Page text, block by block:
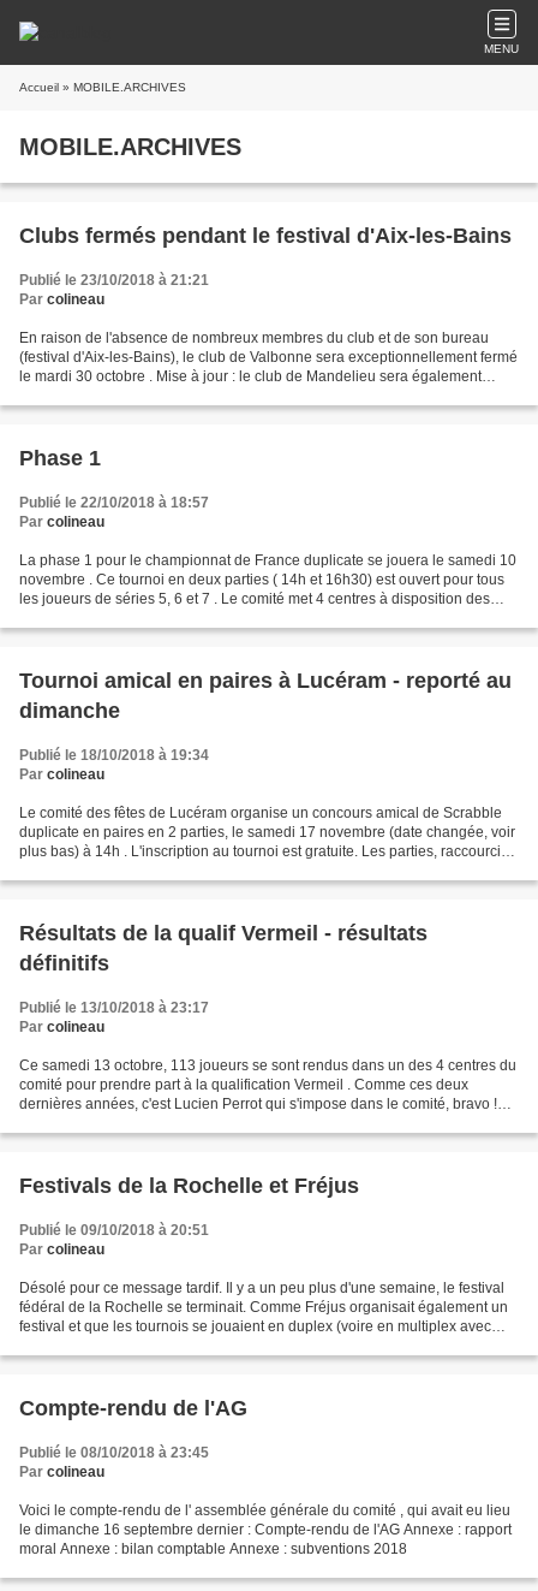
MENU
Accueil » MOBILE.ARCHIVES
MOBILE.ARCHIVES
Clubs fermés pendant le festival d'Aix-les-Bains
Publié le 23/10/2018 à 21:21
Par colineau
En raison de l'absence de nombreux membres du club et de son bureau
(festival d'Aix-les-Bains), le club de Valbonne sera exceptionnellement fermé
le mardi 30 octobre . Mise à jour : le club de Mandelieu sera également
Phase 1
Publié le 22/10/2018 à 18:57
Par colineau
La phase 1 pour le championnat de France duplicate se jouera le samedi 10
novembre . Ce tournoi en deux parties ( 14h et 16h30) est ouvert pour tous
les joueurs de séries 5, 6 et 7 . Le comité met 4 centres à disposition des
Tournoi amical en paires à Lucéram - reporté au
dimanche
Publié le 18/10/2018 à 19:34
Par colineau
Le comité des fêtes de Lucéram organise un concours amical de Scrabble
duplicate en paires en 2 parties, le samedi 17 novembre (date changée, voir
plus bas) à 14h . L'inscription au tournoi est gratuite. Les parties, raccourcies
Résultats de la qualif Vermeil - résultats
définitifs
Publié le 13/10/2018 à 23:17
Par colineau
Ce samedi 13 octobre, 113 joueurs se sont rendus dans un des 4 centres du
comité pour prendre part à la qualification Vermeil . Comme ces deux
dernières années, c'est Lucien Perrot qui s'impose dans le comité, bravo !
Festivals de la Rochelle et Fréjus
Publié le 09/10/2018 à 20:51
Par colineau
Désolé pour ce message tardif. Il y a un peu plus d'une semaine, le festival
fédéral de la Rochelle se terminait. Comme Fréjus organisait également un
festival et que les tournois se jouaient en duplex (voire en multiplex avec
Compte-rendu de l'AG
Publié le 08/10/2018 à 23:45
Par colineau
Voici le compte-rendu de l' assemblée générale du comité , qui avait eu lieu
le dimanche 16 septembre dernier : Compte-rendu de l'AG Annexe : rapport
moral Annexe : bilan comptable Annexe : subventions 2018